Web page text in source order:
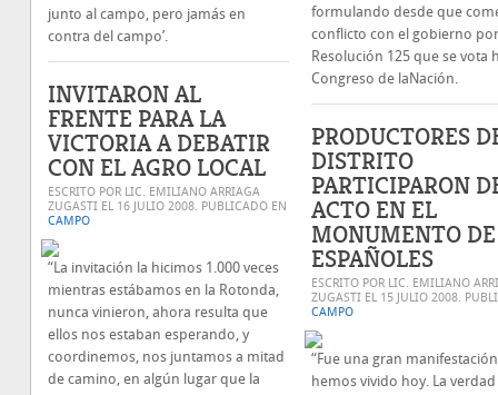
junto al campo, pero jamás en
contra del campo’.
INVITARON AL
FRENTE PARA LA
VICTORIA A DEBATIR
CON EL AGRO LOCAL
ESCRITO POR LIC. EMILIANO ARRIAGA
ZUGASTI EL 16 JULIO 2008. PUBLICADO EN
CAMPO
“La invitación la hicimos 1.000 veces
mientras estábamos en la Rotonda,
nunca vinieron, ahora resulta que
ellos nos estaban esperando, y
coordinemos, nos juntamos a mitad
de camino, en algún lugar que la
formulando desde que
conflicto con el gobierno
Resolución 125 que se vota
Congreso de laNación.
PRODUCTORES
DISTRITO
PARTICIPARON
ACTO EN EL
MONUMENTO
ESPAÑOLES
ESCRITO POR LIC. EMILIANO
ZUGASTI EL 15 JULIO 2008.
CAMPO
“Fue una gran
hemos vivido hoy. La